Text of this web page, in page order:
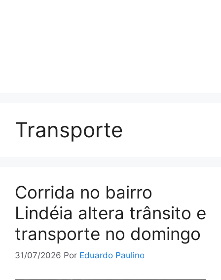
Transporte
Corrida no bairro
Lindéia altera trânsito e
transporte no domingo
31/07/2026 Por Eduardo Paulino